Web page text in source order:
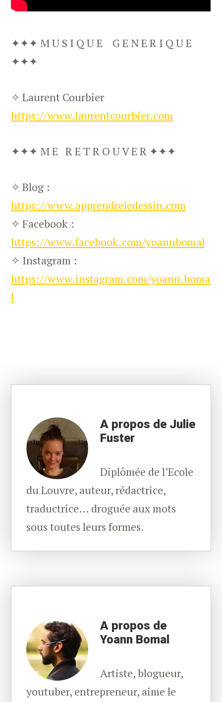
✦✦✦ M U S I Q U E G E N E R I Q U E
✦✦✦
✧ Laurent Courbier
https://www.laurentcourbier.com
✦✦✦ M E R E T R O U V E R ✦✦✦
✧ Blog :
https://www.apprendreledessin.com
✧ Facebook :
https://www.facebook.com/yoannbomal
✧ Instagram :
https://www.instagram.com/yoann.boma
l
A propos de Julie
Fuster
Diplômée de l’Ecole
du Louvre, auteur, rédactrice,
traductrice… droguée aux mots
sous toutes leurs formes.
A propos de
Yoann Bomal
Artiste, blogueur,
youtuber, entrepreneur, aime le